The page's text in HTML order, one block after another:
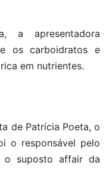
a apresentadora
os carboidratos e
em nutrientes.
de Patrícia Poeta, o
o responsável pelo
o suposto affair da